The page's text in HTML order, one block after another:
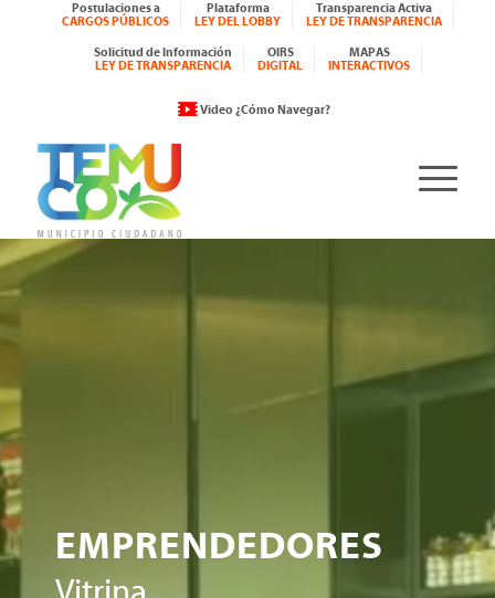
Postulaciones a
CARGOS PÚBLICOS
Plataforma
LEY DEL LOBBY
Transparencia Activa
LEY DE TRANSPARENCIA
Solicitud de Información
LEY DE TRANSPARENCIA
OIRS
DIGITAL
MAPAS
INTERACTIVOS
Video ¿Cómo Navegar?
EMPRENDEDORES